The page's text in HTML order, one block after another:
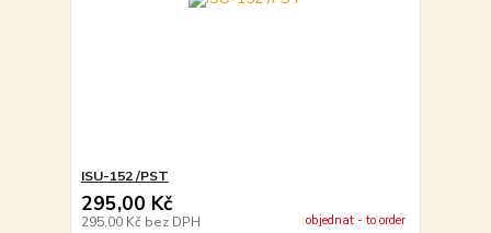
ISU-152 /PST
295,00 Kč
295,00 Kč bez DPH objednat - to order